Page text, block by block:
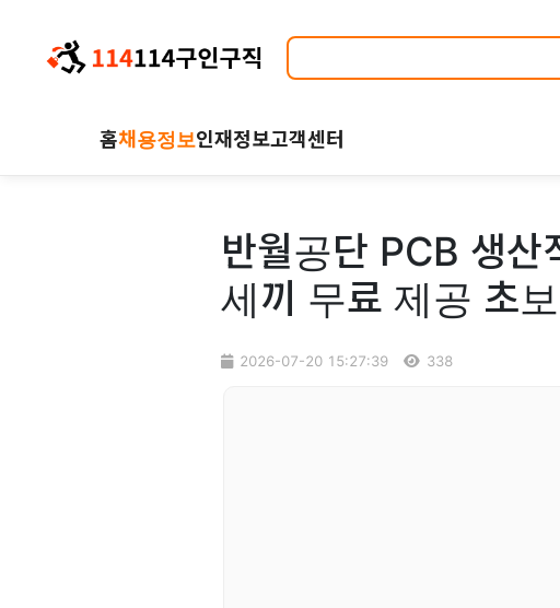
홈채용정보인재정보고객센터
반월공단 PCB 생
세끼 무료 제공 초
2026-07-20 15:27:39 338